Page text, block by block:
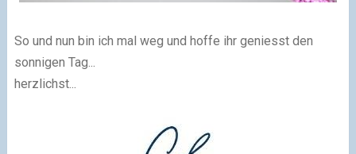
So und nun bin ich mal weg und hoffe ihr geniesst den
sonnigen Tag...
herzlichst...